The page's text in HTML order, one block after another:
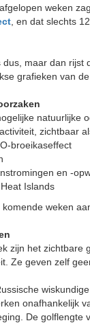
weken
, en dat slechts
dus, maar dan rijst
grafieken van
natuurlijke
zichtbaar
O-broeikaseffect
en -
Islands
weken
zijn het zichtbare
Ze geven zelf
onafhankelijk
De golflengte